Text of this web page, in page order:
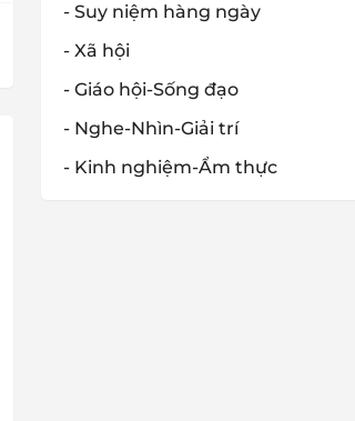
- Suy niệm hàng ngày
- Xã hội
- Giáo hội-Sống đạo
- Nghe-Nhìn-Giải trí
- Kinh nghiệm-Ẩm thực